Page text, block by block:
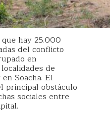
hay 25.000
del conflicto
en
de
Soacha. El
principal obstáculo
sociales entre